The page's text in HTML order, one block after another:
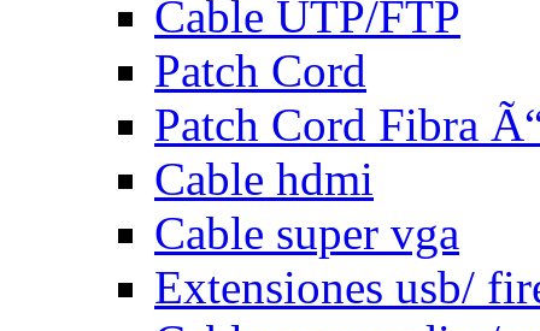
Cable UTP/FTP
Patch Cord
Patch Cord Fibra
Cable hdmi
Cable super vga
Extensiones usb/